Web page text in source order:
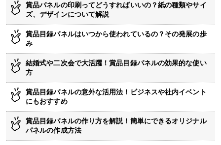
賞品パネルの印刷ってどうすればいいの？紙の種類やサイ
ズ、デザインについて解説
賞品目録パネルはいつから使われているの？その発展の歩
み
結婚式や二次会で大活躍！賞品目録パネルの効果的な使い
方
賞品目録パネルの意外な活用法！ビジネスや社内イベント
にもおすすめ
賞品目録パネルの作り方を解説！簡単にできるオリジナル
パネルの作成方法